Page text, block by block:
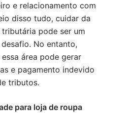
e relacionamento com
disso tudo, cuidar da
pode ser um
No entanto,
área pode gerar
e pagamento indevido
tributos.
para loja de roupa